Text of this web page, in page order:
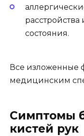
состояния.
Все изложенные
медицинским
Симптомы
кистей рук